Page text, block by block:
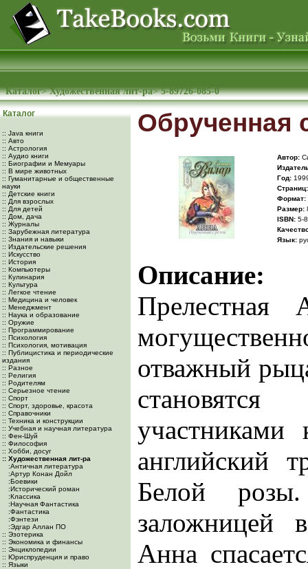
Каталог>Художественная лит-ра>5-89726-085-0
Каталог
:: Java книги
:: Авто
:: Астрология
:: Аудио книги
:: Биографии и Мемуары
:: В мире животных
:: Гуманитарные и общественные
науки
:: Детские книги
:: Для взрослых
:: Для детей
:: Дом, дача
:: Журналы
:: Зарубежная литература
:: Знания и навыки
:: Издательские решения
:: Искусство
:: История
:: Компьютеры
:: Кулинария
:: Культура
:: Легкое чтение
:: Медицина и человек
:: Менеджмент
:: Наука и образование
:: Оружие
:: Программирование
:: Психология
:: Психология, мотивация
:: Публицистика и периодические
издания
:: Разное
:: Религия
:: Родителям
:: Серьезное чтение
:: Спорт
:: Спорт, здоровье, красота
:: Справочники
:: Техника и конструкции
:: Учебная и научная литература
:: Фен-Шуй
:: Философия
:: Хобби, досуг
:: Художественная лит-ра
:Античная литература
:Артур Конан Дойл
:Боевики
:Исторический роман
:Классика
:Научная Фантастика
:Фантастика
:Фэнтези
:Эдгар Аллан ПО
:: Эзотерика
:: Экономика и финансы
:: Энциклопедии
:: Юриспруденция и право
:: Языки
Обрученная
Автор:
Год:
Cтраниц:
Формат:
Размер:
ISBN: 5-
Язык:
Описание:
Прелестная
отважный
участниками
английский
Белой
заложницей
Анна